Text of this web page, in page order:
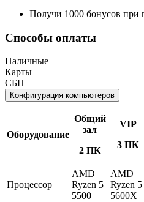
Получи 1000 бонусов при
Способы оплаты
Наличные
Карты
СБП
Конфигурация компьютеров
Оборудование
Общий
зал
2 ПК
VIP
3 ПК
Процессор
AMD
Ryzen 5
5500
AMD
Ryzen 5
5600X